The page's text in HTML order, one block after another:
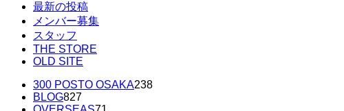
最新の投稿
メンバー募集
スタッフ
THE STORE
OLD SITE
300 POSTO OSAKA238
BLOG827